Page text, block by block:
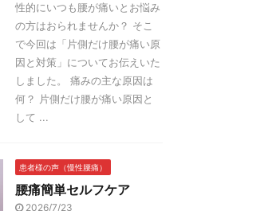
性的にいつも腰が痛いとお悩み
の方はおられませんか？ そこ
で今回は「片側だけ腰が痛い原
因と対策」についてお伝えいた
しました。 痛みの主な原因は
何？ 片側だけ腰が痛い原因と
して ...
患者様の声（慢性腰痛）
腰痛簡単セルフケア
2026/7/23